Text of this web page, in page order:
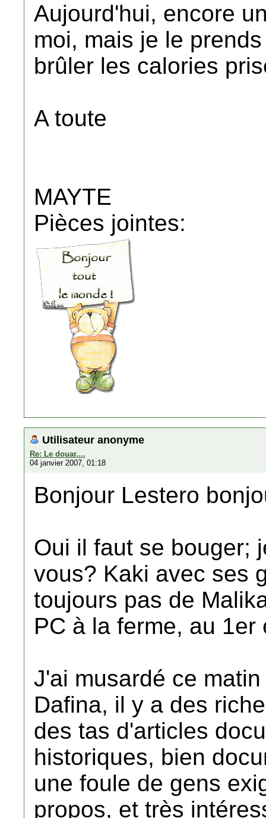
Aujourd'hui, encore
moi, mais je le
brûler les calories
A toute
MAYTE
Pièces jointes:
Utilisateur anonyme
Re: Le douar....
04 janvier 2007, 01:18
Bonjour Lestero
Oui il faut se bouger;
vous? Kaki avec ses
toujours pas de
PC à la ferme, au
J'ai musardé ce
Dafina, il y a des
des tas d'articles
historiques, bien
une foule de gens
propos, et très